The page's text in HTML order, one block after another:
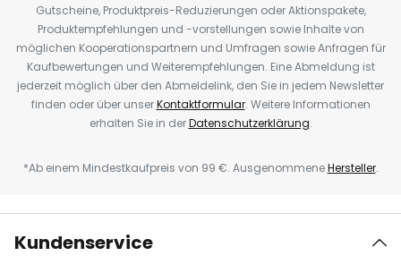
Gutscheine, Produktpreis-Reduzierungen oder Aktionspakete,
Produktempfehlungen und -vorstellungen sowie Inhalte von
möglichen Kooperationspartnern und Umfragen sowie Anfragen für
Kaufbewertungen und Weiterempfehlungen. Eine Abmeldung ist
jederzeit möglich über den Abmeldelink, den Sie in jedem Newsletter
finden oder über unserKontaktformular. Weitere Informationen
erhalten Sie in derDatenschutzerklärung.
*Ab einem Mindestkaufpreis von 99 €. AusgenommeneHersteller.
Kundenservice